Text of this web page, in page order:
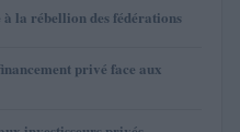
la rébellion des fédérations
privé face aux